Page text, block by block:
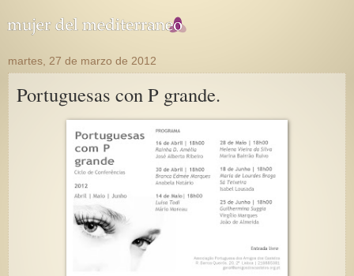
martes, 27 de marzo de 2012
Portuguesas con P grande.